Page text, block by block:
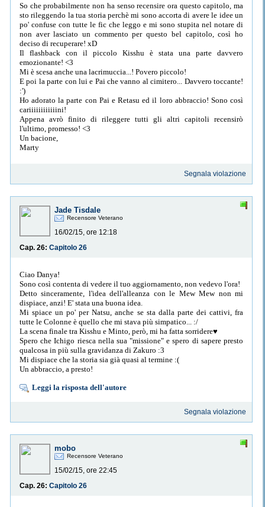
So che probabilmente non ha senso recensire ora questo capitolo, ma
sto rileggendo la tua storia perchè mi sono accorta di avere le idee un
po' confuse con tutte le fic che leggo e mi sono stupita nel notare di
non aver lasciato un commento per questo bel capitolo, così ho
deciso di recuperare! xD
Il flashback con il piccolo Kisshu è stata una parte davvero
emozionante! <3
Mi è scesa anche una lacrimuccia...! Povero piccolo!
E poi la parte con lui e Pai che vanno al cimitero... Davvero toccante!
:')
Ho adorato la parte con Pai e Retasu ed il loro abbraccio! Sono così
cariiiiiiiiiiiini!
Appena avrò finito di rileggere tutti gli altri capitoli recensirò
l'ultimo, promesso! <3
Un bacione,
Marty
Segnala violazione
Jade Tisdale
Recensore Veterano
16/02/15, ore 12:18
Cap. 26: Capitolo 26
Ciao Danya!
Sono così contenta di vedere il tuo aggiornamento, non vedevo l'ora!
Detto sinceramente, l'idea dell'alleanza con le Mew Mew non mi
dispiace, anzi! E' stata una buona idea.
Mi spiace un po' per Natsu, anche se sta dalla parte dei cattivi, fra
tutte le Colonne è quello che mi stava più simpatico... :/
La scena finale tra Kisshu e Minto, però, mi ha fatta sorridere♥
Spero che Ichigo riesca nella sua "missione" e spero di sapere presto
qualcosa in più sulla gravidanza di Zakuro :3
Mi dispiace che la storia sia già quasi al termine :(
Un abbraccio, a presto!
Leggi la risposta dell'autore
Segnala violazione
mobo
Recensore Veterano
15/02/15, ore 22:45
Cap. 26: Capitolo 26